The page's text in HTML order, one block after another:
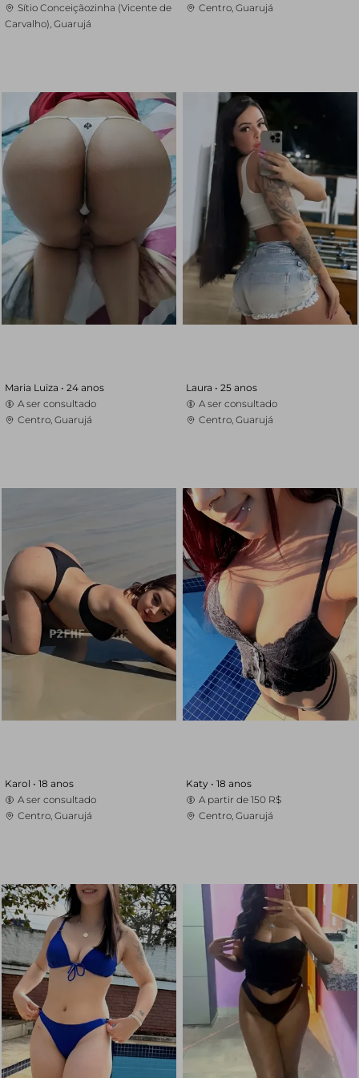
Sítio Conceiçãozinha (Vicente de
Carvalho), Guarujá
Centro, Guarujá
Maria Luiza • 24 anos
A ser consultado
Centro, Guarujá
Laura • 25 anos
A ser consultado
Centro, Guarujá
Karol • 18 anos
A ser consultado
Centro, Guarujá
Katy • 18 anos
A partir de 150 R$
Centro, Guarujá